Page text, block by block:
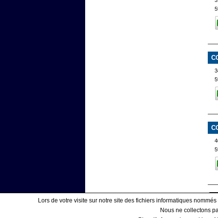
Lors de votre visite sur notre site des fichiers informatiques
Nous ne collectons